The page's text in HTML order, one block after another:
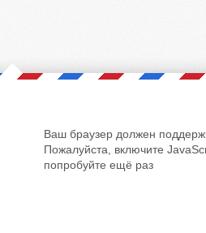
Ваш браузер должен
Пожалуйста, включите
попробуйте ещё раз